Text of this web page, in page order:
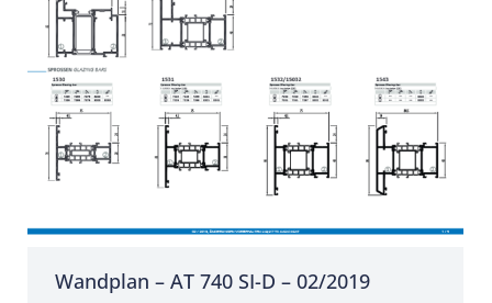
Wandplan – AT 740 SI-D – 02/2019